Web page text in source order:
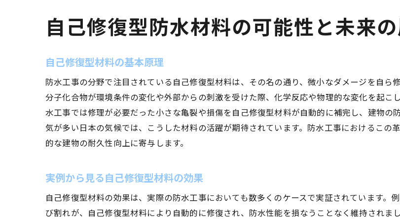
長期間の防水性能保持の課題
気候変動に対応するための新技術
長期的な経済効果を生む施工法
維持管理コスト削減のための技術革
経済的視点からの防水技術選定
自己修復型防水材料の可能性と未来
自己修復型材料の基本原理
防水工事の分野で注目されている自己修復型材料は、その名の通り、微小なダメージを自ら
分子化合物が環境条件の変化や外部からの刺激を受けた際、化学反応や物理的な変化を起こ
水工事では修理が必要だった小さな亀裂や損傷を自己修復型材料が自動的に補完し、建物の
気が多い日本の気候では、こうした材料の活躍が期待されています。防水工事におけるこの
的な建物の耐久性向上に寄与します。
実例から見る自己修復型材料の効果
自己修復型材料の効果は、実際の防水工事においても数多くのケースで実証されています。
び割れが、自己修復型材料により自動的に修復され、防水性能を損なうことなく維持され